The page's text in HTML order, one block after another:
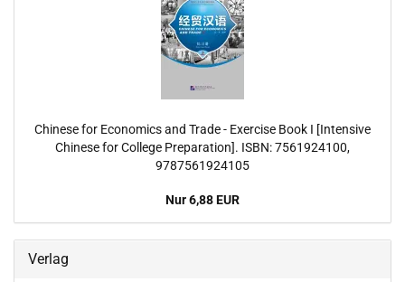
Chinese for Economics and Trade - Exercise Book I [Intensive
Chinese for College Preparation]. ISBN: 7561924100,
9787561924105
Nur 6,88 EUR
Verlag